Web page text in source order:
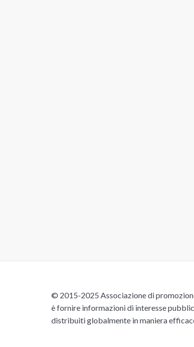
© 2015-2025 Associazione di
è fornire informazioni di interesse
distribuiti globalmente in maniera